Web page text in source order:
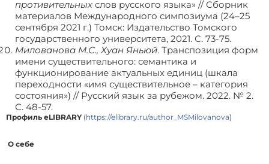
противительных слов русского языка» // Сборник
материалов Международного симпозиума (24–25
сентября 2021 г.) Томск: Издательство Томского
государственного университета, 2021. С. 73-75.
Милованова М.С., Хуан Яньюй. Транспозиция форм
имени существительного: семантика и
функционирование актуальных единиц (шкала
переходности «имя существительное – категория
состояния») // Русский язык за рубежом. 2022. № 2.
С. 48-57.
Профиль eLIBRARY (https://elibrary.ru/author_MSMilovanova)
О себе